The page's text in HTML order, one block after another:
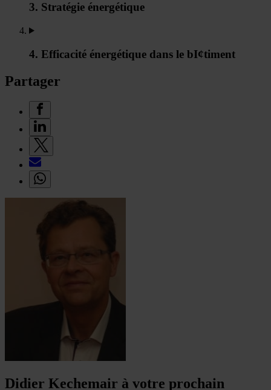
3. Stratégie énergétique
4. Efficacité énergétique dans le bI¢timent
Partager
Didier Kechemair à votre prochain